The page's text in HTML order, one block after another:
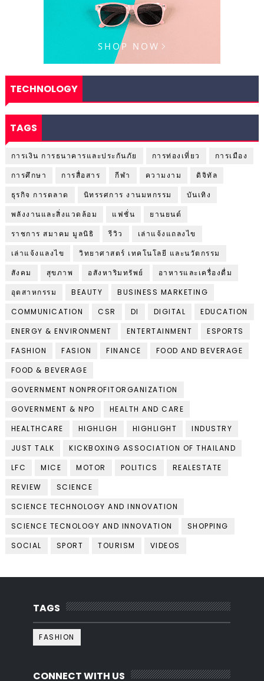
TECHNOLOGY
TAGS
การเงิน การธนาคารและประกันภัย การท่องเที่ยว
การเมือง
การศึกษา
การสื่อสาร กีฬา ความงาม
ดิจิทัล
ธุรกิจ การตลาด
นิทรรศการ งานมหกรรม
บันเทิง
พลังงานและสิ่งแวดล้อม
แฟชั่น
ยานยนต์
ราชการ สมาคม มูลนิธิ
รีวิว
เล่าแจ้งแถลงไข
เล่าแจ้งแลงไข
วิทยาศาสตร์ เทคโนโลยี และนวัตกรรม
สังคม
สุขภาพ อสังหาริมทรัพย์
อาหารและเครื่องดื่ม
อุตสาหกรรม
BEAUTY
BUSINESS MARKETING
COMMUNICATION
CSR DI DIGITAL
EDUCATION
ENERGY & ENVIRONMENT
ENTERTAINMENT
ESPORTS
FASHION
FASION FINANCE
FOOD AND BEVERAGE
FOOD & BEVERAGE
GOVERNMENT NONPROFITORGANIZATION
GOVERNMENT & NPO
HEALTH AND CARE
HEALTHCARE
HIGHLIGH HIGHLIGHT
INDUSTRY
JUST TALK
KICKBOXING ASSOCIATION OF THAILAND
LFC
MICE MOTOR POLITICS
REALESTATE
REVIEW
SCIENCE
SCIENCE TECHNOLOGY AND INNOVATION
SCIENCE TECNOLOGY AND INNOVATION
SHOPPING
SOCIAL
SPORT TOURISM VIDEOS
TAGS
FASHION
CONNECT WITH US